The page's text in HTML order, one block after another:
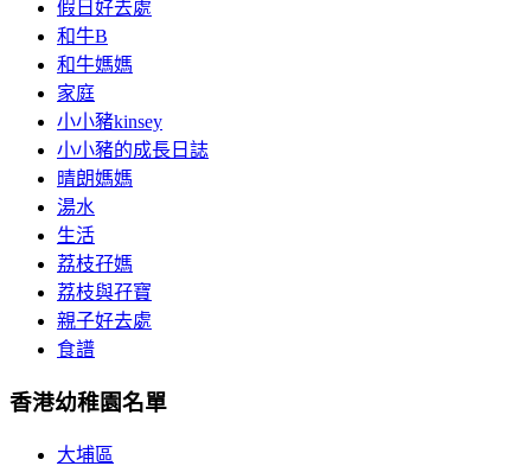
假日好去處
和牛B
和牛媽媽
家庭
小小豬kinsey
小小豬的成長日誌
晴朗媽媽
湯水
生活
荔枝孖媽
荔枝與孖寶
親子好去處
食譜
香港幼稚園名單
大埔區